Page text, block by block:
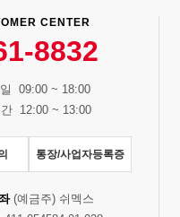
CENTER
8832
09:00 ~ 18:00
간 12:00 ~ 13:00
통장/사업자등록증
(예금주) 쉬멕스